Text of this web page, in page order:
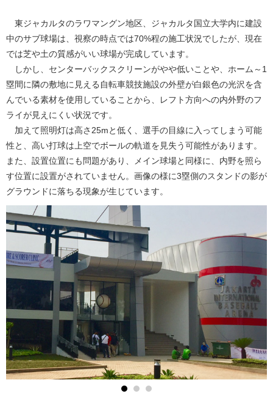
東ジャカルタのラワマングン地区、ジャカルタ国立大学内に建設
中のサブ球場は、視察の時点では70%程の施工状況でしたが、現在
では芝や土の質感がいい球場が完成しています。
しかし、センターバックスクリーンがやや低いことや、ホーム～1
塁間に隣の敷地に見える自転車競技施設の外壁が白銀色の光沢を含
んでいる素材を使用していることから、レフト方向への内外野のフ
ライが見えにくい状況です。
加えて照明灯は高さ25mと低く、選手の目線に入ってしまう可能
性と、高い打球は上空でボールの軌道を見失う可能性があります。
また、設置位置にも問題があり、メイン球場と同様に、内野を照ら
す位置に設置がされていません。画像の様に3塁側のスタンドの影が
グラウンドに落ちる現象が生じています。